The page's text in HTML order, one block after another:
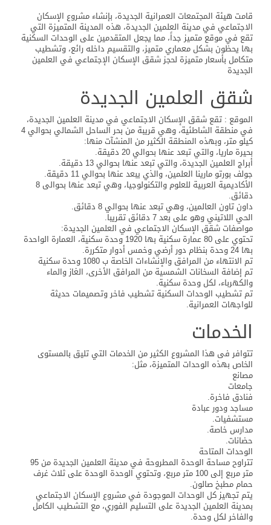
قامت هيئة المجتمعات العمرانية الجديدة، بإنشاء مشروع الإسكان
الاجتماعي في مدينة العلمين الجديدة، هذه المدينة المتميزة التي
تقع في موقع متميز جداً، مما يجعل المتقدمين على الوحدات السكنية
بها يحظون بشكل معماري متميز، والتقسيم داخله رائع، وتشطيب
متكامل بأسعار متميزة لحجز شقق الإسكان الإجتماعي في العلمين
الجديدة
شقق العلمين الجديدة
الموقع : تقع شقق الإسكان الاجتماعي في مدينة العلمين الجديدة،
في منطقة الشاطئية، وهي قريبة من بحر الساحل الشمالي بحوالي 4
كيلو متر، وبهذه المنطقة الكثير من المنشآت منها:
بحيرة ماريا، والتي تبعد عنها بحوالي 20 دقيقة.
أبراج العلمين الجديدة، والتي تبعد عنها بحوالي 13 دقيقة.
جولف بورتو مارينا العلمين، والذي يبعد عنها بحوالي 11 دقيقة.
الأكاديمية العربية للعلوم والتكنولوجيا، وهي تبعد عنها بحوالى 8
دقائق.
داون تاون العالمين، وهي تبعد عنها بحوالي 8 دقائق.
الحي اللاتيني وهو على بعد 7 دقائق تقريبا.
مواصفات شقق الإسكان الاجتماعي في العلمين الجديدة:
تحتوي على 80 عمارة سكنية بها 1920 وحدة سكنية، العمارة الواحدة
بها 24 وحدة بنظام دور أرضي وخمس أدوار متكررة.
تم الانتهاء من المرافق والإنشاءات الخاصة ب 1080 وحدة سكنية
تم إضافة السخانات الشمسية من المرافق الأخرى، الغاز والماء
والكهرباء، لكل وحدة سكنية.
تم تشطيب الوحدات السكنية تشطيب فاخر وتصميمات حديثة
للواجهات العمرانية.
الخدمات
تتوافر فى هذا المشروع الكثير من الخدمات التي تليق بالمستوى
الخاص بهذه الوحدات المتميزة، مثل:
مصانع
جامعات
فنادق فاخرة.
مساجد ودور عبادة
مستشفيات.
مدارس خاصة.
حضانات.
الوحدات المتاحة
تتراوح مساحة الوحدة المطروحة في مدينة العلمين الجديدة من 95
متر مربع إلى 100 متر مربع، وتحتوي الوحدة الوحدة على ثلاث غرف
حمام مطبخ صالون.
يتم تجهيز كل الوحدات الموجودة في مشروع الإسكان الاجتماعي
بمدينة العلمين الجديدة على التسليم الفوري، مع التشطيب الكامل
والفاخر لكل وحدة.